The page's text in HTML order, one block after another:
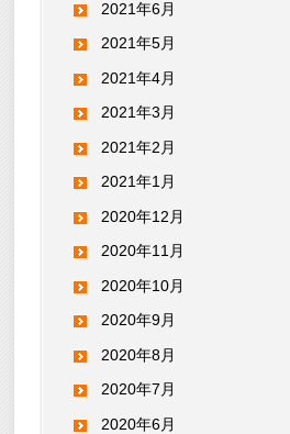
2021年6月
2021年5月
2021年4月
2021年3月
2021年2月
2021年1月
2020年12月
2020年11月
2020年10月
2020年9月
2020年8月
2020年7月
2020年6月